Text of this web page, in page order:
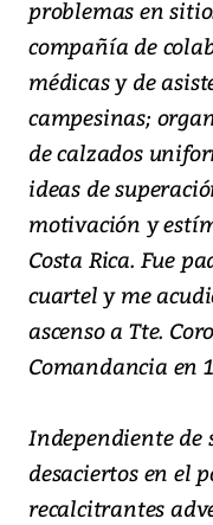
problemas en
compañía de
médicas y de
campesinas;
de calzados
ideas de
motivación y
Costa Rica. Fue
cuartel y me
ascenso a Tte.
Comandancia en
Independiente de
desaciertos en el
recalcitrantes